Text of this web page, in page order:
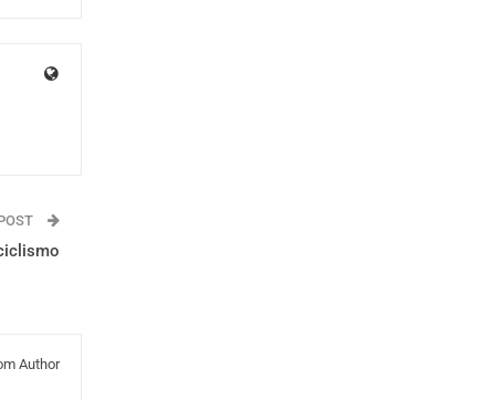
Author